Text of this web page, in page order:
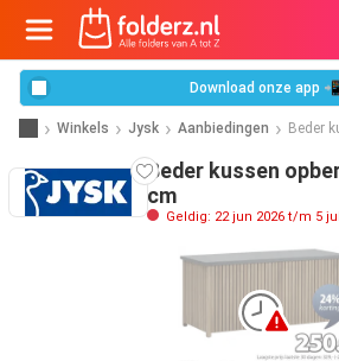
Download onze app 📲
Winkels Jysk Aanbiedingen Beder
Beder kussen
cm
Geldig: 22 jun 2026 t/m 5